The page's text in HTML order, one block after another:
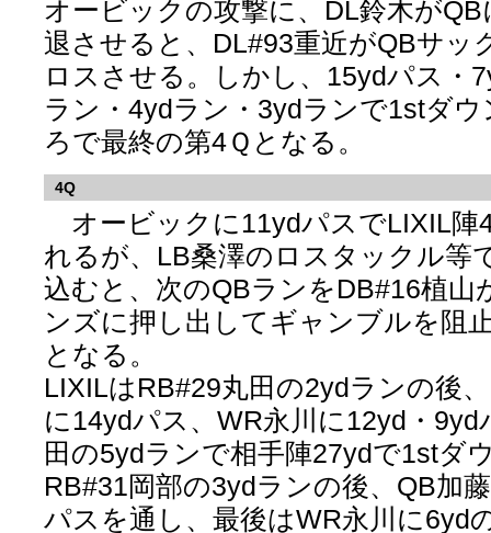
オービックの攻撃に、DL鈴木が
退させると、DL#93重近がQBサッ
ロスさせる。しかし、15ydパス・
ラン・4ydラン・3ydランで1stダ
ろで最終の第4Ｑとなる。
4Q
オービックに11ydパスでLIXIL陣
れるが、LB桑澤のロスタックル等
込むと、次のQBランをDB#16植山
ンズに押し出してギャンブルを阻
となる。
LIXILはRB#29丸田の2ydランの後
に14ydパス、WR永川に12yd・
田の5ydランで相手陣27ydで1stダ
RB#31岡部の3ydランの後、QB加
パスを通し、最後はWR永川に6yd